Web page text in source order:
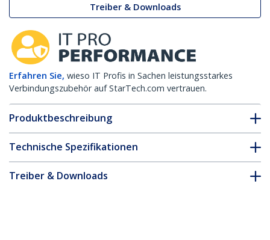
Treiber & Downloads
Erfahren Sie, wieso IT Profis in Sachen leistungsstarkes
Verbindungszubehör auf StarTech.com vertrauen.
Produktbeschreibung
Technische Spezifikationen
Treiber & Downloads